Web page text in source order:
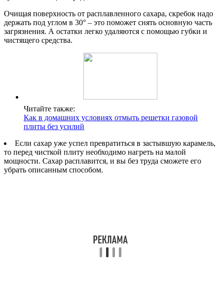
Очищая поверхность от расплавленного сахара, скребок надо
держать под углом в 30° – это поможет снять основную часть
загрязнения. А остатки легко удаляются с помощью губки и
чистящего средства.
Читайте также:
Как в домашних условиях отмыть решетки газовой
плиты без усилий
Если сахар уже успел превратиться в застывшую карамель,
то перед чисткой плиту необходимо нагреть на малой
мощности. Сахар расплавится, и вы без труда сможете его
убрать описанным способом.